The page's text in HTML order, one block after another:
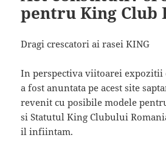
pentru King Club
Dragi crescatori ai rasei KING
In perspectiva viitoarei expozitii
a fost anuntata pe acest site
revenit cu posibile modele
si Statutul King Clubului
il infiintam.